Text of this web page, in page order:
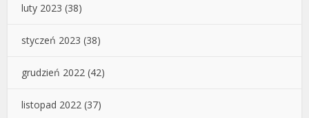
luty 2023 (38)
styczeń 2023 (38)
grudzień 2022 (42)
listopad 2022 (37)